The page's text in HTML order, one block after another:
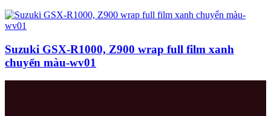
Suzuki GSX-R1000, Z900 wrap full film xanh
chuyển màu-wv01